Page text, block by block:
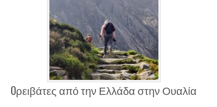
Oρειβάτες από την Ελλάδα στην Ουαλία